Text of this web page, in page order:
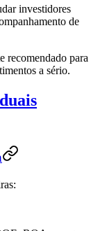
investidores
de
recomendado para
a sério.